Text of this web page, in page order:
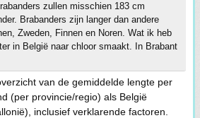
zullen misschien 183 cm
Brabanders zijn langer dan andere
Zweden, Finnen en Noren. Wat ik heb
in België naar chloor smaakt. In Brabant
van de gemiddelde lengte per
(per provincie/regio) als België
inclusief verklarende factoren.